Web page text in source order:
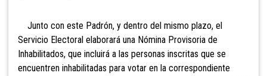
Junto con este Padrón, y dentro del mismo plazo, el
Servicio Electoral elaborará una Nómina Provisoria de
Inhabilitados, que incluirá a las personas inscritas que se
encuentren inhabilitadas para votar en la correspondiente